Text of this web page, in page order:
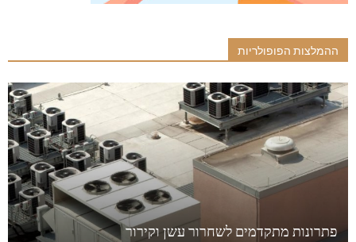
ההמלצות הפופולריות
פתרונות מתקדמים לשחרור עשן וקירור